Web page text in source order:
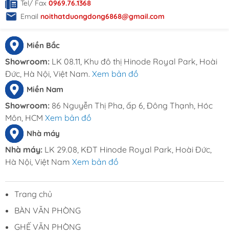
Nam Từ Liêm, Thành Phố Hà Nội.
HCM : 86 Nguyễn Thị Pha, ấp 6, xã Đông
Hotline: 0969.761.368 – 0868.761.368
Email : dautuduongdong@gmail.com
Tel/ Fax 0969.76.1368
Email noithatduongdong6868@gmail.com
Miền Bắc
Showroom: LK 08.11, Khu đô thị Hinode Royal Park, Hoài
Đức, Hà Nội, Việt Nam. Xem bản đồ
Miền Nam
Showroom: 86 Nguyễn Thị Pha, ấp 6, Đông Thạnh, Hóc
Môn, HCM Xem bản đồ
Nhà máy
Nhà máy: LK 29.08, KĐT Hinode Royal Park, Hoài Đức,
Hà Nội, Việt Nam Xem bản đồ
Trang chủ
BÀN VĂN PHÒNG
GHẾ VĂN PHÒNG